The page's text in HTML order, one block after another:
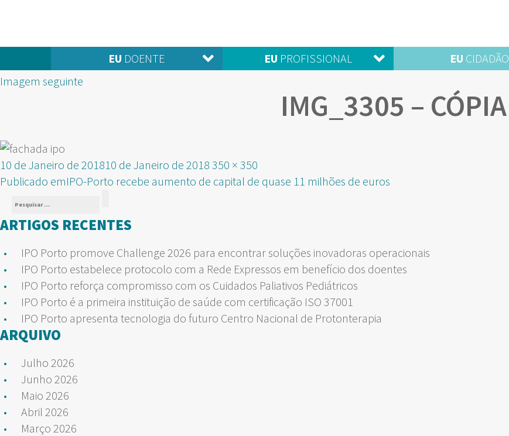
EU DOENTE EU PROFISSIONAL EU CIDADÃO
Imagem seguinte
IMG_3305 – CÓPIA
Publicado
em
10 de Janeiro de 201810 de Janeiro de 2018 Tamanho
real
350 × 350
NAVEGAÇÃO
DE
ARTIGOS
Publicado emIPO-Porto recebe aumento de capital de quase 11 milhões de euros
Pesquisar
por:
ARTIGOS RECENTES
IPO Porto promove Challenge 2026 para encontrar soluções inovadoras operacionais
IPO Porto estabelece protocolo com a Rede Expressos em benefício dos doentes
IPO Porto reforça compromisso com os Cuidados Paliativos Pediátricos
IPO Porto é a primeira instituição de saúde com certificação ISO 37001
IPO Porto apresenta tecnologia do futuro Centro Nacional de Protonterapia
ARQUIVO
Julho 2026
Junho 2026
Maio 2026
Abril 2026
Março 2026